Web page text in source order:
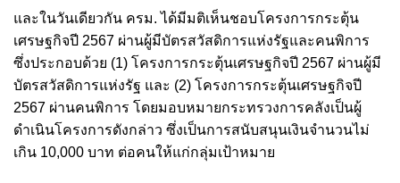
และในวันเดียวกัน ครม. ได้มีมติเห็นชอบโครงการกระตุ้น
เศรษฐกิจปี 2567 ผ่านผู้มีบัตรสวัสดิการแห่งรัฐและคนพิการ
ซึ่งประกอบด้วย (1) โครงการกระตุ้นเศรษฐกิจปี 2567 ผ่านผู้มี
บัตรสวัสดิการแห่งรัฐ และ (2) โครงการกระตุ้นเศรษฐกิจปี
2567 ผ่านคนพิการ โดยมอบหมายกระทรวงการคลังเป็นผู้
ดำเนินโครงการดังกล่าว ซึ่งเป็นการสนับสนุนเงินจำนวนไม่
เกิน 10,000 บาท ต่อคนให้แก่กลุ่มเป้าหมาย